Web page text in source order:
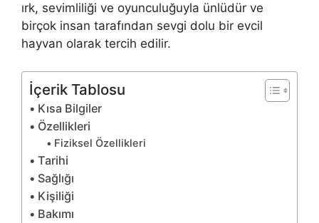
ırk, sevimliliği ve oyunculuğuyla ünlüdür ve
birçok insan tarafından sevgi dolu bir evcil
hayvan olarak tercih edilir.
İçerik Tablosu
Kısa Bilgiler
Özellikleri
Fiziksel Özellikleri
Tarihi
Sağlığı
Kişiliği
Bakımı